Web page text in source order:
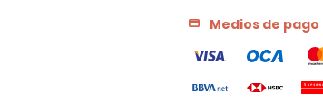
Medios de pago